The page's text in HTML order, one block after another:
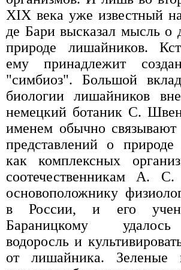
XIX века уже известный
де Бари высказал мысль о
природе лишайников.
ему принадлежит
"симбиоз". Большой
биологии лишайников
немецкий ботаник С.
именем обычно связывают
представлений о природе
как комплексных
соотечественникам А.
основоположнику
в России, и его
Бараницкому
водоросль и
от лишайника. Зеленые